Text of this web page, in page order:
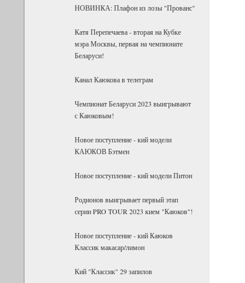
НОВИНКА: Плафон из лозы "Прованс"
Катя Перепечаева - вторая на Кубке
мэра Москвы, первая на чемпионате
Беларуси!
Канал Каюкова в телеграм
Чемпионат Беларуси 2023 выигрывают
с Каюковым!
Новое поступление - кий модели
КАЮКОВ Бэтмен
Новое поступление - кий модели Питон
Родионов выигрывает первый этап
серии PRO TOUR 2023 кием "Каюков"!
Новое поступление - кий Каюков
Классик макасар/лимон
Кий "Классик" 29 запилов